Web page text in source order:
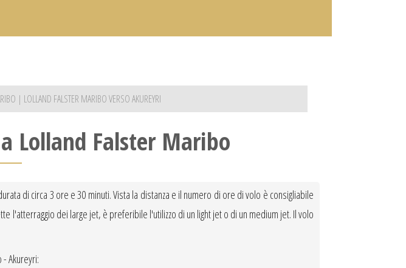
| LOLLAND FALSTER MARIBO VERSO AKUREYRI
Lolland Falster Maribo
di circa 3 ore e 30 minuti. Vista la distanza e il numero di ore di volo è consigliabile
l'atterraggio dei large jet, è preferibile l'utilizzo di un light jet o di un medium jet. Il volo
Akureyri: